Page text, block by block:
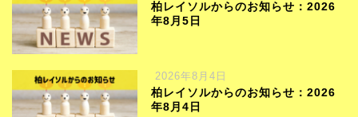
柏レイソルからのお知らせ：2026
年8月5日
2026年8月4日
柏レイソルからのお知らせ：2026
年8月4日